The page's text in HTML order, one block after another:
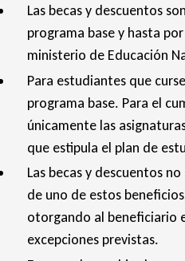
Las becas y descuentos
programa base y hasta
ministerio de Educación
Para estudiantes que
programa base. Para el
únicamente las
que estipula el plan de
Las becas y descuentos
de uno de estos
otorgando al beneficiario
excepciones previstas.